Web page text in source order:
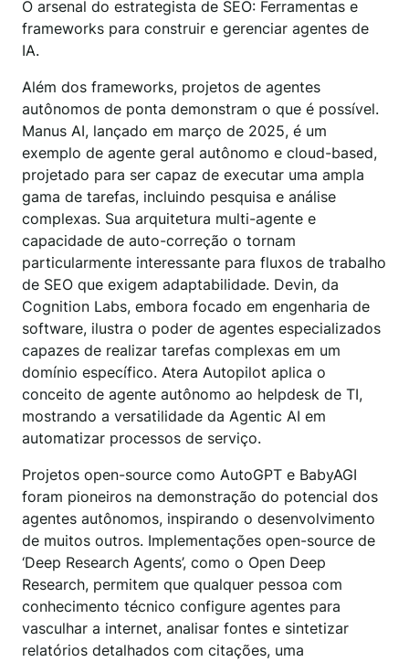
O arsenal do estrategista de SEO: Ferramentas e
frameworks para construir e gerenciar agentes de
IA.
Além dos frameworks, projetos de agentes
autônomos de ponta demonstram o que é possível.
Manus AI, lançado em março de 2025, é um
exemplo de agente geral autônomo e cloud-based,
projetado para ser capaz de executar uma ampla
gama de tarefas, incluindo pesquisa e análise
complexas. Sua arquitetura multi-agente e
capacidade de auto-correção o tornam
particularmente interessante para fluxos de trabalho
de SEO que exigem adaptabilidade. Devin, da
Cognition Labs, embora focado em engenharia de
software, ilustra o poder de agentes especializados
capazes de realizar tarefas complexas em um
domínio específico. Atera Autopilot aplica o
conceito de agente autônomo ao helpdesk de TI,
mostrando a versatilidade da Agentic AI em
automatizar processos de serviço.
Projetos open-source como AutoGPT e BabyAGI
foram pioneiros na demonstração do potencial dos
agentes autônomos, inspirando o desenvolvimento
de muitos outros. Implementações open-source de
‘Deep Research Agents’, como o Open Deep
Research, permitem que qualquer pessoa com
conhecimento técnico configure agentes para
vasculhar a internet, analisar fontes e sintetizar
relatórios detalhados com citações, uma